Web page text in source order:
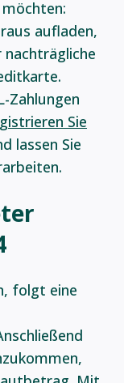
möchten:
aufladen,
Zahlungen
Sie
lassen Sie
folgt eine